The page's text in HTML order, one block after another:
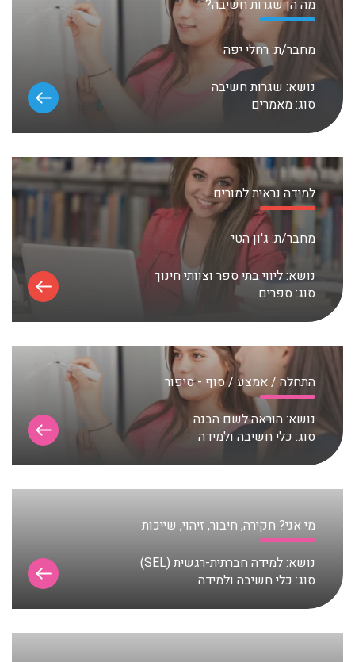
מה הן שגרות חשיבה?
מחבר/ת:רחלי יפה
נושא: שגרות חשיבה
סוג:מאמרים
למידה נראית למורים
מחבר/ת: ג'ון הטי
נושא:ליווי בתי ספר וצוותי חינוך
סוג: ספרים
התחלה / אמצע / סוף - סיפור
נושא:הוראה לשם הבנה
סוג: כלי חשיבה ולמידה
מי אני? חקירה, חיבור, זיהוי, שייכות
נושא:למידה חברתית-רגשית (SEL)
סוג: כלי חשיבה ולמידה